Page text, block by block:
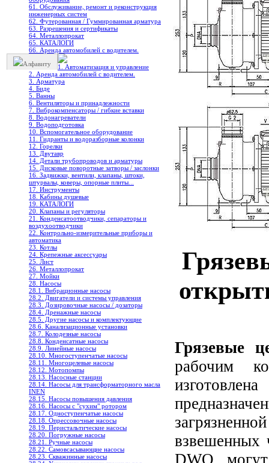
61. Обслуживание, ремонт и реконструкция
инженерных систем
62. Футерованная / Гуммированная арматура
63. Разрешения и сертификаты
64. Металлопрокат
65. КАТАЛОГИ
66. Аренда автомобилей с водителем.
Алфавиту
1. Автоматизация и управление
2. Аренда автомобилей с водителем.
3. Арматура
4. Биде
5. Ванны
6. Вентиляторы и принадлежности
7. Виброкомпенсаторы / гибкие вставки
8. Водонагреватели
9. Водоподготовка
10. Вспомогательное оборудование
11. Гидранты и водоразборные колонки
12. Горелки
13. Двутавр
14. Детали трубопроводов и арматуры
15. Дисковые поворотные затворы / заслонки
16. Задвижки, вентили, клапаны, штоки,
штурвалы, коверы, опорные плиты...
17. Инструменты
18. Кабины душевые
19. КАТАЛОГИ
20. Клапаны и регуляторы
21. Конденсатоотводчики, сепараторы и
воздухоотводчики
22. Контрольно-измерительные приборы и
автоматика
23. Котлы
24. Крепежные аксессуары
25. Лист
26. Металлопрокат
27. Мойки
28. Насосы
28.1. Вибрационные насосы
28.2. Двигатели и системы управления
28.3. Дозировочные насосы / дозаторы
28.4. Дренажные насосы
28.5. Другие насосы и комплектующие
28.6. Канализационные установки
28.7. Колодезные насосы
28.8. Конденсатные насосы
28.9. Линейные насосы
28.10. Многоступенчатые насосы
28.11. Многоцелевые насосы
28.12. Мотопомпы
28.13. Насосные станции
28.14. Насосы для трансформаторного масла
INEN
28.15. Насосы повышения давления
28.16. Насосы с "сухим" ротором
28.17. Одноступенчатые насосы
28.18. Опрессовочные насосы
28.19. Перистальтические насосы
28.20. Погружные насосы
28.21. Ручные насосы
28.22. Самовсасывающие насосы
28.23. Скважинные насосы
Грязевые
рабочим
взвешенных
DWO